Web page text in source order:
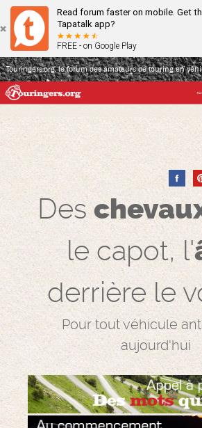
Read forum faster on mobile. Get
Tapatalk app?
FREE - on Google Play
Touringers.org, le forum des amateurs de touring en
Des
le capot, l'
derrière le
Pour tout véhicule
aujourd'hui